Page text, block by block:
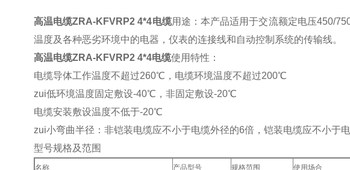
高温电缆ZRA-KFVRP2 4*4电缆用途：本产品适用于交流额定电压450/
温度及各种恶劣环境中的电器，仪表的连接线和自动控制系统的传输线。
高温电缆ZRA-KFVRP2 4*4电缆使用特性：
电缆导体工作温度不超过260℃，电缆环境温度不超过200℃
zui低环境温度固定敷设-40℃，非固定敷设-20℃
电缆安装敷设温度不低于-20℃
zui小弯曲半径：非铠装电缆应不小于电缆外径的6倍，铠装电缆应不小于
型号规格及范围
名称 产品型号 规格范围 使用场合